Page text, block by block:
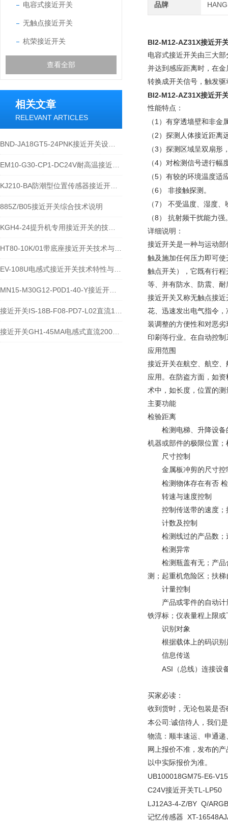
电容式接近开关
无触点接近开关
杭荣接近开关
查看全部
相关文章
RELEVANT ARTICLES
885Z/B05接近开关综合技术说明
品牌
BI2-M12-AZ31X接近开
电容式接近开关由三大
并达到感应距离时，在
转换成开关信号，触发
BI2-M12-AZ31X接近开
性能特点：
（ 1 ）有穿透墙壁和非金
（ 2 ）探测人体接近距离
（3 ）探测区域呈双扇形
（4）对检测信号进行幅
（5）有较的环境温度适
（6 ）
非接触探测。
（7 ）
不受温度、湿度、
（8 ）
抗射频干扰能力强
详细说明：
接近开关是一种与运动
触及施加任何压力即可
触点开关），它既有行
等、并有防水、防震、
接近开关又称无触点接
花、迅速发出电气指令
装调整的方便性和对恶
印刷等行业。在自动控
应用范围
接近开关在航空、航空
应用。在防盗方面，如
术中，如长度，位置的
主要功能
检验距离
检测电梯、升降设备的
机器或部件的极限位置
尺寸控制
金属板冲剪的尺寸控制
检测物体存在有否
转速与速度控制
控制传送带的速度；
计数及控制
检测线过的产品数；
检测异常
检测瓶盖有无；产品合
测；起重机危险区；扶梯
计量控制
产品或零件的自动计量
铁浮标；仪表量程上限
识别对象
根据载体上的码识别
信息传送
ASI （总线）连接设
买家必读：
收到货时，无论包装是
本公司 :诚信待人，我们
物流：顺丰速运、申通
网上报价不准，发布的
以中实际报价为准。
UB100018GM75-E6-V15
C24V接近开关TL-LP50
LJ12A3-4-Z/BY Q/
记忆传感器 XT-